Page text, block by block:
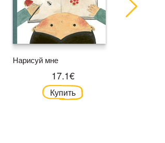
Нарисуй мне
17.1€
Купить